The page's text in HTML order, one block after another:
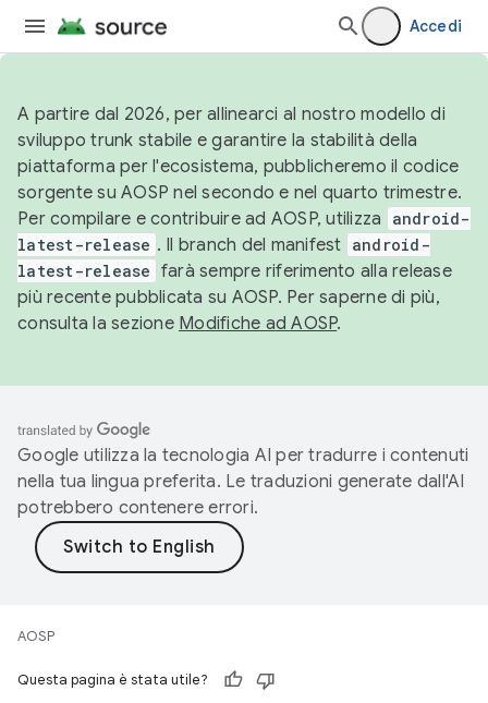
Accedi
A partire dal 2026, per allinearci al nostro modello di
sviluppo trunk stabile e garantire la stabilità della
piattaforma per l'ecosistema, pubblicheremo il codice
sorgente su AOSP nel secondo e nel quarto trimestre.
Per compilare e contribuire ad AOSP, utilizza
android-
latest-release . Il branch del manifest android-
latest-release farà sempre riferimento alla release
più recente pubblicata su AOSP. Per saperne di più,
consulta la sezione Modifiche ad AOSP.
Google utilizza la tecnologia AI per tradurre i contenuti
nella tua lingua preferita. Le traduzioni generate dall'AI
potrebbero contenere errori.
AOSP
Questa pagina è stata utile?